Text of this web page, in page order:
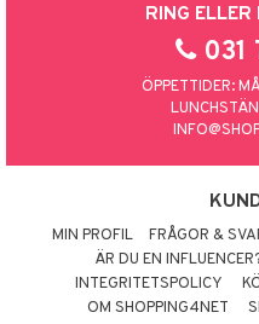
RING
031
ÖPPETTIDER:
MIN PROFIL FRÅGOR &
ÄR DU EN
INTEGRITETSPOLICY
OM SHOPPING4NET